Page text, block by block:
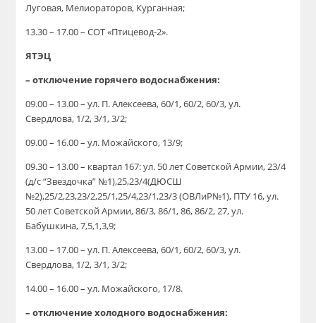
Луговая, Мелиораторов, Курганная;
13.30 – 17.00 – СОТ «Птицевод-2».
ЯТЭЦ
– отключение горячего водоснабжения:
09.00 – 13.00 – ул. П. Алексеева, 60/1, 60/2, 60/3, ул.
Свердлова, 1/2, 3/1, 3/2;
09.00 – 16.00 – ул. Можайского, 13/9;
09.30 – 13.00 – квартал 167: ул. 50 лет Советской Армии, 23/4
(д/с “Звездочка” №1),25,23/4(ДЮСШ
№2),25/2,23,23/2,25/1,25/4,23/1,23/3 (ОВЛиР№1), ПТУ 16, ул.
50 лет Советской Армии, 86/3, 86/1, 86, 86/2, 27, ул.
Бабушкина, 7,5,1,3,9;
13.00 – 17.00 – ул. П. Алексеева, 60/1, 60/2, 60/3, ул.
Свердлова, 1/2, 3/1, 3/2;
14.00 – 16.00 – ул. Можайского, 17/8.
– отключение холодного водоснабжения: